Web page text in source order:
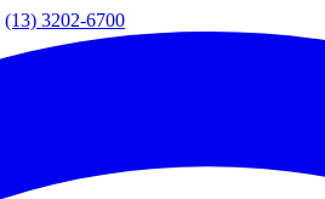
(13) 3202-6700